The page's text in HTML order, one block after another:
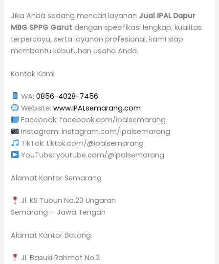
Jika Anda sedang mencari layanan Jual IPAL Dapur
MBG SPPG Garutdengan spesifikasi lengkap, kualitas
terpercaya, serta layanan profesional, kami siap
membantu kebutuhan usaha Anda.
Kontak Kami
WA:0856-4028-7456
Website:www.IPALsemarang.com
Facebook: facebook.com/ipalsemarang
Instagram: instagram.com/ipalsemarang
TikTok: tiktok.com/@ipalsemarang
YouTube: youtube.com/@ipalsemarang
Alamat Kantor Semarang
Jl. KS Tubun No.23 Ungaran
Semarang – Jawa Tengah
Alamat Kantor Batang
Jl. Basuki Rahmat No.2